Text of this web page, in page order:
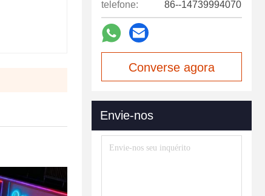
telefone: 86--14739994070
Converse agora
Envie-nos